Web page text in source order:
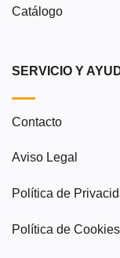
Catálogo
SERVICIO Y
Contacto
Aviso Legal
Política de
Política de Cookies